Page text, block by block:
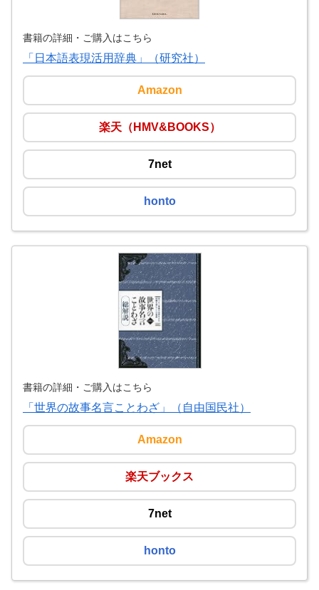
書籍の詳細・ご購入はこちら
「日本語表現活用辞典」（研究社）
Amazon
楽天（HMV&BOOKS）
7net
honto
書籍の詳細・ご購入はこちら
「世界の故事名言ことわざ」（自由国民社）
Amazon
楽天ブックス
7net
honto